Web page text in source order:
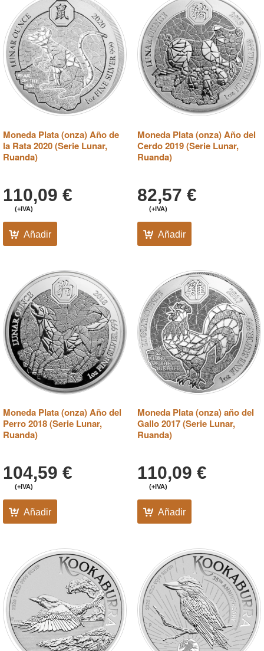
Moneda Plata (onza) Año de
la Rata 2020 (Serie Lunar,
Ruanda)
110,09 €
(+IVA)
Añadir
Moneda Plata (onza) Año del
Cerdo 2019 (Serie Lunar,
Ruanda)
82,57 €
(+IVA)
Añadir
Moneda Plata (onza) Año del
Perro 2018 (Serie Lunar,
Ruanda)
104,59 €
(+IVA)
Añadir
Moneda Plata (onza) año del
Gallo 2017 (Serie Lunar,
Ruanda)
110,09 €
(+IVA)
Añadir